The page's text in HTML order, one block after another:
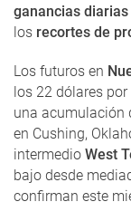
ganancias diarias
los recortes de
Los futuros en
los 22 dólares
una acumulación
en Cushing,
intermedio West
bajo desde
confirman este